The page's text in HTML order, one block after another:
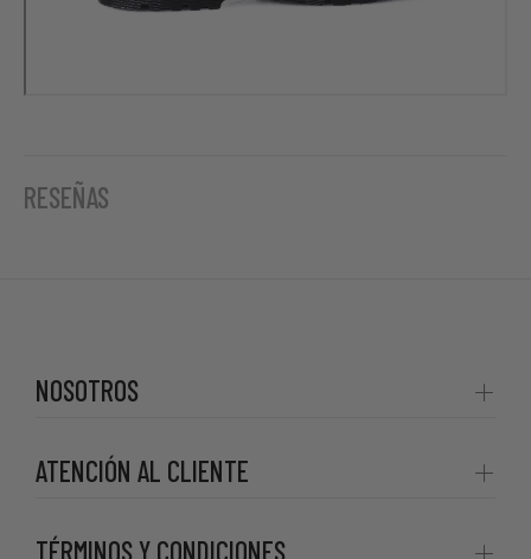
RESEÑAS
NOSOTROS
ATENCIÓN AL CLIENTE
TÉRMINOS Y CONDICIONES